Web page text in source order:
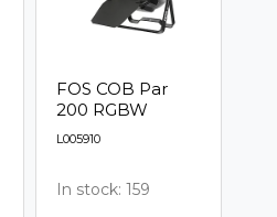
FOS COB Par
200 RGBW
L005910
In stock: 159